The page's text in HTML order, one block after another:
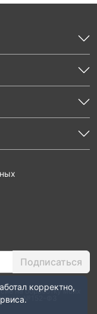
Подписаться
на обработку моих
№152-ФЗ
корректно,